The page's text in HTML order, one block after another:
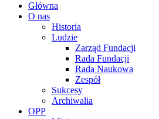
Główna
O nas
Historia
Ludzie
Zarząd Fundacji
Rada Fundacji
Rada Naukowa
Zespół
Sukcesy
Archiwalia
OPP